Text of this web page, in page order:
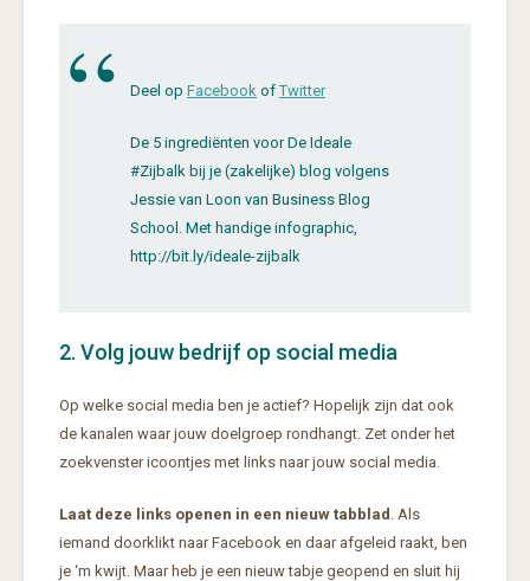
Deel op Facebook ofTwitter
De 5 ingrediënten voor De Ideale
#Zijbalk bij je (zakelijke) blog volgens
Jessie van Loon van Business Blog
School. Met handige infographic,
http://bit.ly/ideale-zijbalk
2. Volg jouw bedrijf op social media
Op welke social media ben je actief? Hopelijk zijn dat ook
de kanalen waar jouw doelgroep rondhangt. Zet onder het
zoekvenster icoontjes met links naar jouw social media.
Laat deze links openen in een nieuw tabblad . Als
iemand doorklikt naar Facebook en daar afgeleid raakt, ben
je ‘m kwijt. Maar heb je een nieuw tabje geopend en sluit hij